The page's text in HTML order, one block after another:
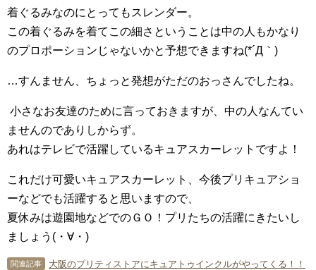
着ぐるみなのにとってもスレンダー。
この着ぐるみを着てこの細さということは中の人もかなり
のプロポーションじゃないかと予想できますね(*´Д｀)
…すんません、ちょっと発想がただのおっさんでしたね。
小さなお友達のために言っておきますが、中の人なんてい
ませんのでありしからず。
あれはテレビで活躍しているキュアスカーレットですよ！
これだけ可愛いキュアスカーレット、今後プリキュアショ
ーなどでも活躍すると思いますので、
夏休みは遊園地などでのＧＯ！プリたちの活躍にきたいし
ましょう(・∀・)
関連記事 大阪のプリティストアにキュアトゥインクルがやってくる！！